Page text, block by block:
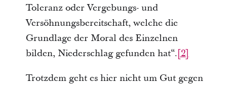
Toleranz oder Vergebungs- und
Versöhnungsbereitschaft, welche die
Grundlage der Moral des Einzelnen
bilden, Niederschlag gefunden hat“.[2]
Trotzdem geht es hier nicht um Gut gegen